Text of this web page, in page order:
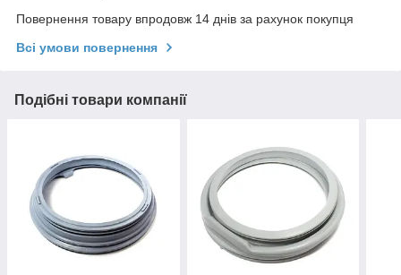
Повернення товару впродовж 14 днів за рахунок покупця
Всі умови повернення
Подібні товари компанії